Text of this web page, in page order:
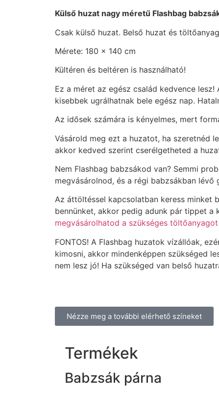
Külső huzat nagy méretű Flashbag
Csak külső huzat. Belső huzat és
Mérete: 180 x 140 cm
Kültéren és beltéren is használható!
Ez a méret az egész család kedvence
kisebbek ugrálhatnak bele egész nap.
Az idősek számára is kényelmes, mert
Vásárold meg ezt a huzatot, ha szeretnéd
akkor kedved szerint cserélgetheted a
Nem Flashbag babzsákod van? Semmi
megvásárolnod, és a régi babzsákban
Az áttöltéssel kapcsolatban keress minket
bennünket, akkor pedig adunk pár tippet
megvásárolhatod a szükséges
FONTOS! A Flashbag huzatok vízállóak,
kimosni, akkor mindenképpen szükséged
nem lesz jó! Ha szükséged van belső
Nézze meg a további elérhető színeket
Termékek
Babzsák párna